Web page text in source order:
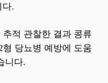
다.
추적 관찰한 결과 콩류
당뇨병 예방에 도움
니다.